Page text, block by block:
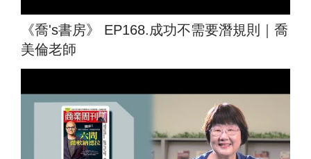
《喬's書房》 EP168.成功不需要潛規則｜喬
美倫老師